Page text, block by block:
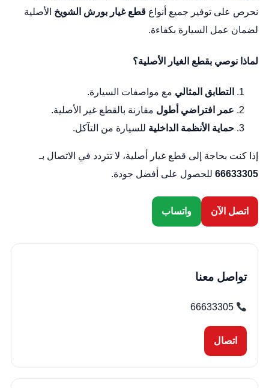
نحرص على توفير جميع أنواع قطع غيار بورش الشويخ الأصلية
لضمان عمل السيارة بكفاءة.
لماذا نوصي بقطع الغيار الأصلية؟
التطابق المثالي مع مواصفات السيارة.
عمر افتراضي أطول مقارنة بالقطع غير الأصلية.
حماية الأنظمة الداخلية للسيارة من التآكل.
إذا كنت بحاجة إلى قطع غيار أصلية، لا تتردد في الاتصال بـ
66633305للحصول على أفضل جودة.
اتصل الآن واتساب
تواصل معنا
66633305
اتصال